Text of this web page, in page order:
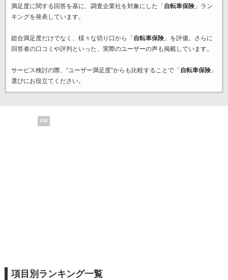
満足度に関する回答を基に、調査企業社を対象にした「 自転車保険」ラン
キングを発表しています。
総合満足度だけでなく、様々な切り口から「 自転車保険」を評価。さらに
回答者の口コミや評判といった、実際のユーザーの声も掲載しています。
サービス検討の際、“ユーザー満足度”からも比較することで「 自転車保険」
選びにお役立てください。
PR
項目別ランキング一覧